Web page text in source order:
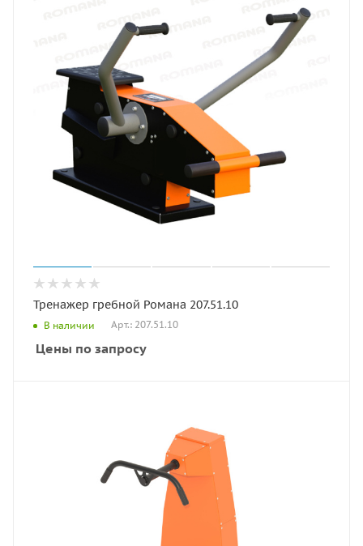
Тренажер гребной Романа 207.51.10
В наличии Арт.: 207.51.10
Цены по запросу